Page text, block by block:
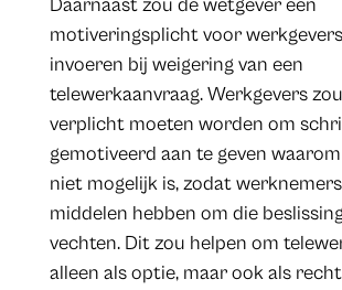
Daarnaast zou de wetgever een
motiveringsplicht voor
invoeren bij weigering van een
telewerkaanvraag. Werkgevers
verplicht moeten worden om
gemotiveerd aan te geven
niet mogelijk is, zodat
middelen hebben om die
vechten. Dit zou helpen om
alleen als optie, maar ook als